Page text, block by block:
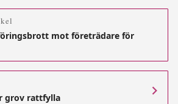
mot företrädare för
grov rattfylla